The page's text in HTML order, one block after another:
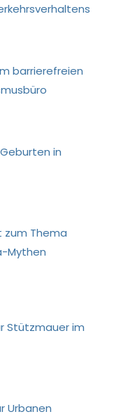
barrierefreien
in
zum Thema
Mythen
Stützmauer im
Urbanen